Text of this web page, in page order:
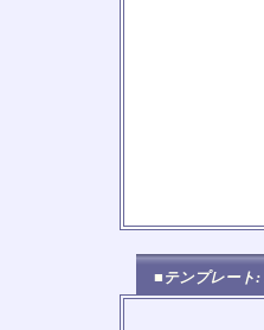
■テンプレート: